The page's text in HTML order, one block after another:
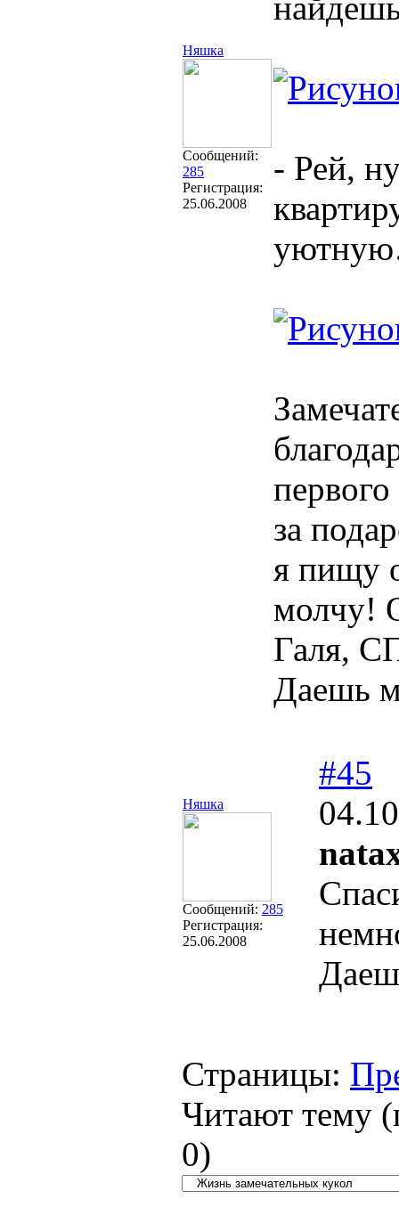
Няшка
Сообщений:
285
Регистрация:
25.06.2008
- Рей,
за
я пищу
молчу!
Галя,
Даешь
Няшка
Сообщений: 285
Регистрация:
25.06.2008
#45
Страницы:
Читают тему
0)